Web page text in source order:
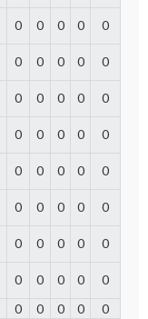
0 0 0 0 0
0 0 0 0 0
0 0 0 0 0
0 0 0 0 0
0 0 0 0 0
0 0 0 0 0
0 0 0 0 0
0 0 0 0
0
0 0 0 0 0